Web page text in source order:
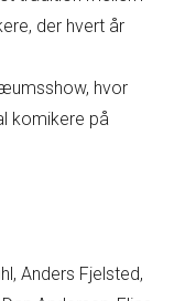
der hvert år
hvor
komikere på
Anders Fjelsted,